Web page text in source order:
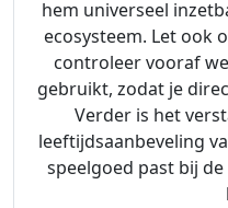
hem universeel
ecosysteem. Let ook
controleer vooraf
gebruikt, zodat je
Verder is het
leeftijdsaanbeveling
speelgoed past bij